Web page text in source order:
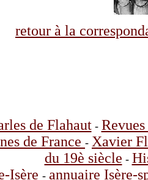
retour à la
de Flahaut-
de France - Xavier
du 19è siècle -
Isère - annuaire Isère-